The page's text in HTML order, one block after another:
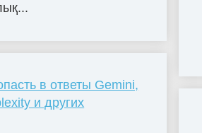
в ответы Gemini,
и других